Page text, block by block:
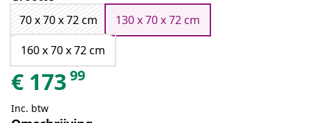
70 x 70 x 72 cm
130 x 70 x 72 cm
160 x 70 x 72 cm
€ 173 99
Inc. btw